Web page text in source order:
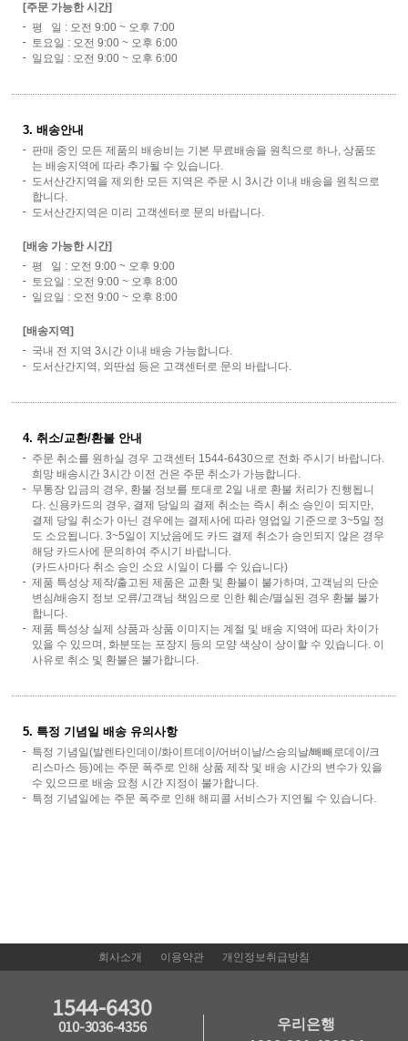
[주문 가능한 시간]
평 일 : 오전 9:00 ~ 오후 7:00
토요일 : 오전 9:00 ~ 오후 6:00
일요일 : 오전 9:00 ~ 오후 6:00
3. 배송안내
판매 중인 모든 제품의 배송비는 기본 무료배송을 원칙으로 하나, 상품또
는 배송지역에 따라 추가될 수 있습니다.
도서산간지역을 제외한 모든 지역은 주문 시 3시간 이내 배송을 원칙으로
합니다.
도서산간지역은 미리 고객센터로 문의 바랍니다.
[배송 가능한 시간]
평 일 : 오전 9:00 ~ 오후 9:00
토요일 : 오전 9:00 ~ 오후 8:00
일요일 : 오전 9:00 ~ 오후 8:00
[배송지역]
국내 전 지역 3시간 이내 배송 가능합니다.
도서산간지역, 외딴섬 등은 고객센터로 문의 바랍니다.
4. 취소/교환/환불 안내
주문 취소를 원하실 경우 고객센터 1544-6430으로 전화 주시기 바랍니다.
희망 배송시간 3시간 이전 건은 주문 취소가 가능합니다.
무통장 입금의 경우, 환불 정보를 토대로 2일 내로 환불 처리가 진행됩니
다. 신용카드의 경우, 결제 당일의 결제 취소는 즉시 취소 승인이 되지만,
결제 당일 취소가 아닌 경우에는 결제사에 따라 영업일 기준으로 3~5일 정
도 소요됩니다. 3~5일이 지났음에도 카드 결제 취소가 승인되지 않은 경우
해당 카드사에 문의하여 주시기 바랍니다.
(카드사마다 취소 승인 소요 시일이 다를 수 있습니다)
제품 특성상 제작/출고된 제품은 교환 및 환불이 불가하며, 고객님의 단순
변심/배송지 정보 오류/고객님 책임으로 인한 훼손/멸실된 경우 환불 불가
합니다.
제품 특성상 실제 상품과 상품 이미지는 계절 및 배송 지역에 따라 차이가
있을 수 있으며, 화분또는 포장지 등의 모양 색상이 상이할 수 있습니다. 이
사유로 취소 및 환불은 불가합니다.
5. 특정 기념일 배송 유의사항
특정 기념일(발렌타인데이/화이트데이/어버이날/스승의날/빼빼로데이/크
리스마스 등)에는 주문 폭주로 인해 상품 제작 및 배송 시간의 변수가 있을
수 있으므로 배송 요청 시간 지정이 불가합니다.
특정 기념일에는 주문 폭주로 인해 해피콜 서비스가 지연될 수 있습니다.
회사소개 이용약관 개인정보취급방침
1544-6430
010-3036-4356
우리은행